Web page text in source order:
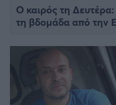
Ο καιρός τη
τη βδομάδα από την